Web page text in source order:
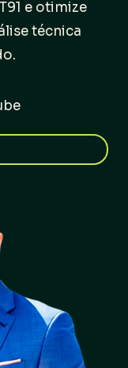
1 e otimize
e técnica